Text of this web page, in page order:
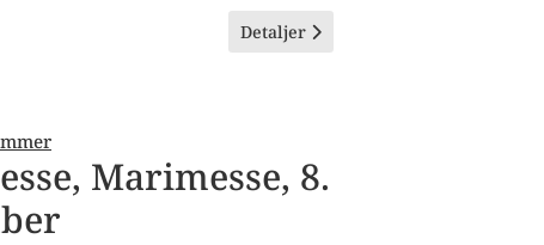
Detaljer
Marimesse, 8.